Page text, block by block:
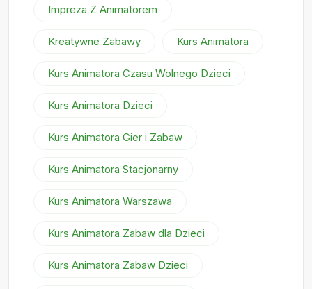
Impreza Z Animatorem
Kreatywne Zabawy Kurs Animatora
Kurs Animatora Czasu Wolnego Dzieci
Kurs Animatora Dzieci
Kurs Animatora Gier i Zabaw
Kurs Animatora Stacjonarny
Kurs Animatora Warszawa
Kurs Animatora Zabaw dla Dzieci
Kurs Animatora Zabaw Dzieci